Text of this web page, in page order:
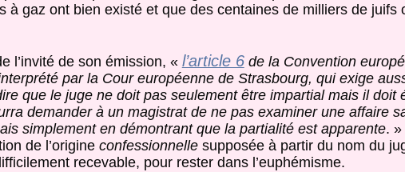
à gaz ont bien existé et que des centaines de milliers de juifs
l’invité de son émission, « l’article 6de la Convention
par la Cour européenne de Strasbourg, qui exige
que le juge ne doit pas seulement être impartial mais il doit
demander à un magistrat de ne pas examiner une affaire
simplement en démontrant que la partialité est apparente. »
de l’origine confessionnellesupposée à partir du nom du
recevable, pour rester dans l’euphémisme.